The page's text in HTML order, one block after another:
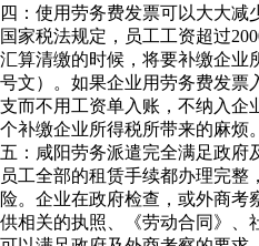
四：使用劳务费发票可以大大减
国家税法规定，员工工资超过
汇算清缴的时候，将要补缴企业
号文）。如果企业用劳务费发票
支而不用工资单入账，不纳入企
个补缴企业所得税所带来的麻烦。
五：咸阳劳务派遣完全满足政府
员工全部的租赁手续都办理完整
险。企业在政府检查，或外商考
供相关的执照、《劳动合同》、